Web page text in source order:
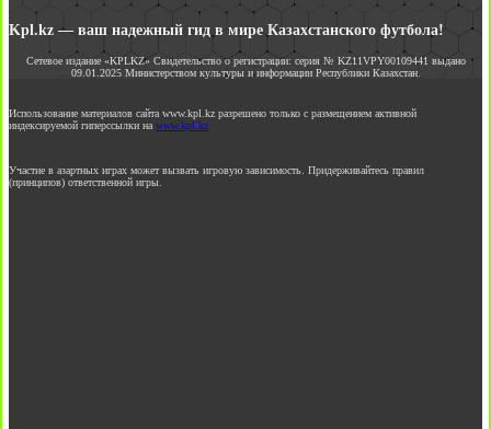
Kpl.kz — ваш надежный гид в мире Казахстанского футбола!
Сетевое издание «KPLKZ» Свидетельство о регистрации: серия № KZ11VPY00109441 выдано
09.01.2025 Министерством культуры и информации Республики Казахстан.
Использование материалов сайта www.kpl.kz разрешено только с размещением активной
индексируемой гиперссылки на www.kpl.kz
Участие в азартных играх может вызвать игровую зависимость. Придерживайтесь правил
(принципов) ответственной игры.